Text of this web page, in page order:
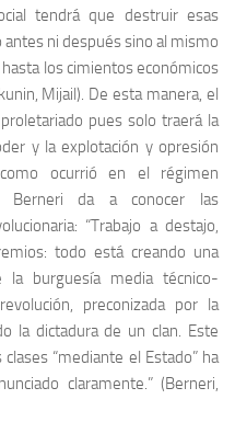
tendrá que destruir esas
ni después sino al mismo
los cimientos económicos
Mijail). De esta manera, el
pues solo traerá la
y la explotación y opresión
ocurrió en el régimen
Berneri da a conocer las
“Trabajo a destajo,
todo está creando una
la burguesía media técnico-
preconizada por la
la dictadura de un clan. Este
“mediante el Estado” ha
claramente.” (Berneri,